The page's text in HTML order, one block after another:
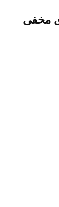
مخفی